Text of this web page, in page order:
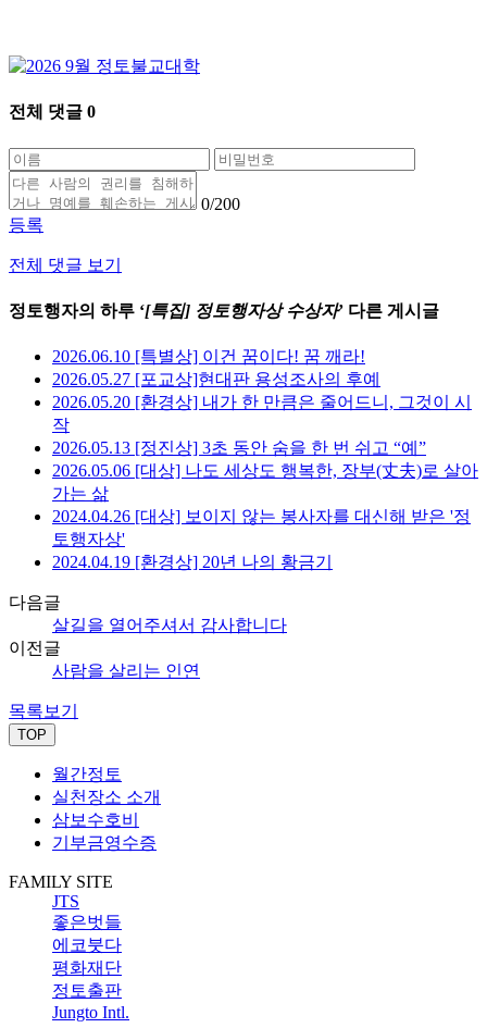
전체 댓글 0
0/200
등록
전체 댓글 보기
정토행자의 하루 ‘[특집] 정토행자상 수상자’ 다른 게시글
2026.06.10 [특별상] 이건 꿈이다! 꿈 깨라!
2026.05.27 [포교상]현대판 용성조사의 후예
2026.05.20 [환경상] 내가 한 만큼은 줄어드니, 그것이 시
작
2026.05.13 [정진상] 3초 동안 숨을 한 번 쉬고 “예”
2026.05.06 [대상] 나도 세상도 행복한, 장부(丈夫)로 살아
가는 삶
2024.04.26 [대상] 보이지 않는 봉사자를 대신해 받은 '정
토행자상'
2024.04.19 [환경상] 20년 나의 황금기
다음글
살길을 열어주셔서 감사합니다
이전글
사람을 살리는 인연
목록보기
TOP
월간정토
실천장소 소개
삼보수호비
기부금영수증
FAMILY SITE
JTS
좋은벗들
에코붓다
평화재단
정토출판
Jungto Intl.